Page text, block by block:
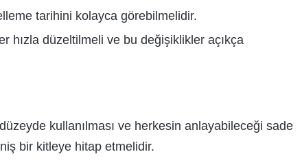
tarihini kolayca görebilmelidir.
hızla düzeltilmeli ve bu değişiklikler açıkça
kullanılması ve herkesin anlayabileceği sade
bir kitleye hitap etmelidir.